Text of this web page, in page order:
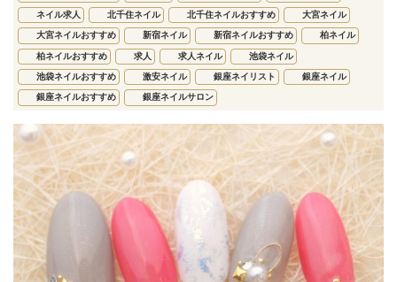
ネイル求人 北千住ネイル 北千住ネイルおすすめ 大宮ネイル
大宮ネイルおすすめ 新宿ネイル 新宿ネイルおすすめ 柏ネイル
柏ネイルおすすめ 求人 求人ネイル 池袋ネイル
池袋ネイルおすすめ 激安ネイル 銀座ネイリスト 銀座ネイル
銀座ネイルおすすめ 銀座ネイルサロン